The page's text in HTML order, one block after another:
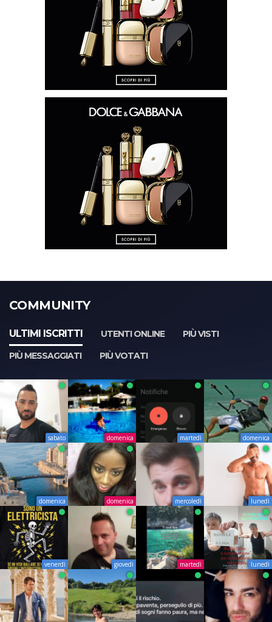
COMMUNITY
ULTIMI ISCRITTI UTENTI ONLINE
PIÙ VISTI
PIÙ MESSAGGIATI
PIÙ VOTATI
sabato domenica martedì domenica
domenica domenica mercoledì lunedì
venerdì giovedì martedì lunedì